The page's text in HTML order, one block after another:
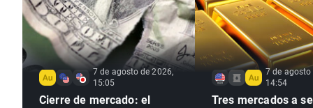
7 de agosto de 2026,
15:05
Cierre de mercado: el
7 de agosto
14:54
Tres mercados a